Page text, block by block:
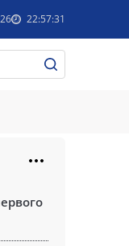
22:57:31